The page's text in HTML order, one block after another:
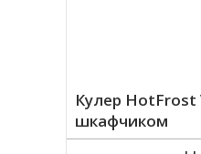
Кулер HotFrost
шкафчиком